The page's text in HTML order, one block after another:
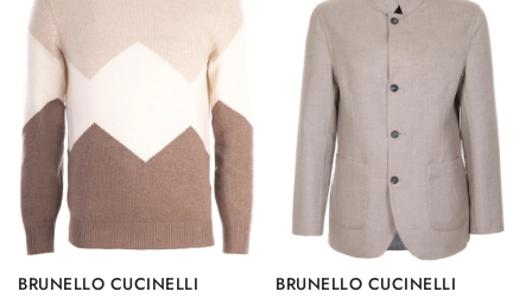
BRUNELLO CUCINELLI BRUNELLO CUCINELLI